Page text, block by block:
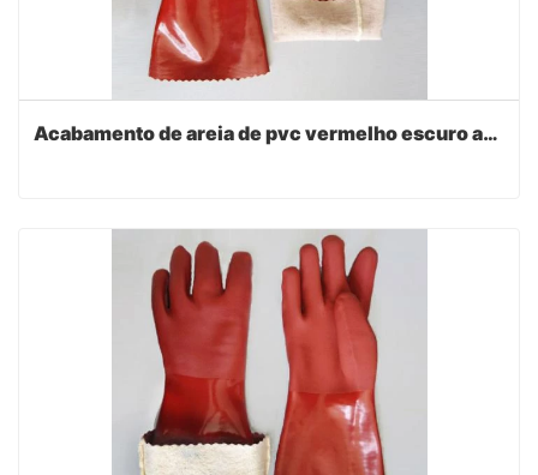
Acabamento de areia de pvc vermelho escuro anti slip luvas de trabalho 40cm